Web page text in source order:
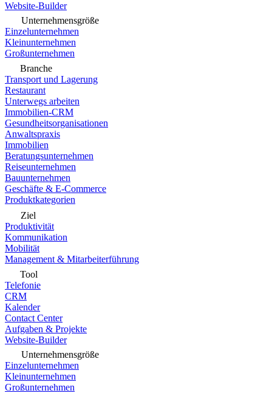
Website-Builder
Unternehmensgröße
Einzelunternehmen
Kleinunternehmen
Großunternehmen
Branche
Transport und Lagerung
Restaurant
Unterwegs arbeiten
Immobilien-CRM
Gesundheitsorganisationen
Anwaltspraxis
Immobilien
Beratungsunternehmen
Reiseunternehmen
Bauunternehmen
Geschäfte & E-Commerce
Produktkategorien
Ziel
Produktivität
Kommunikation
Mobilität
Management & Mitarbeiterführung
Tool
Telefonie
CRM
Kalender
Contact Center
Aufgaben & Projekte
Website-Builder
Unternehmensgröße
Einzelunternehmen
Kleinunternehmen
Großunternehmen